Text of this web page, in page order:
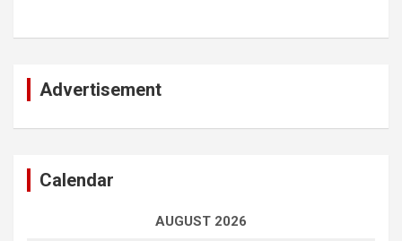
Advertisement
Calendar
AUGUST 2026